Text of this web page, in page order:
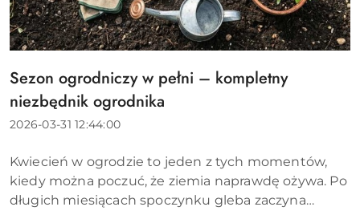
Tytuł
artykułu:
Sezon ogrodniczy w pełni – kompletny
niezbędnik ogrodnika
Data
2026-03-31 12:44:00
Treść
artykułu:
Kwiecień w ogrodzie to jeden z tych momentów,
kiedy można poczuć, że ziemia naprawdę ożywa. Po
długich miesiącach spoczynku gleba zaczyna